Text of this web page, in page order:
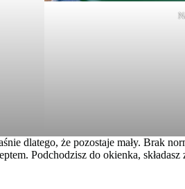
dlatego, że pozostaje mały. Brak
Podchodzisz do okienka,